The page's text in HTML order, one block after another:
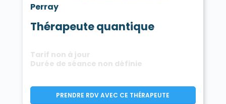
Perray
Thérapeute quantique
Tarif non à jour
Durée de séance non définie
PRENDRE RDV AVEC CE THÉRAPEUTE